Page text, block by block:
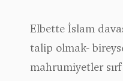
Elbette İslam
talip olmak-
mahrumiyetler sırf